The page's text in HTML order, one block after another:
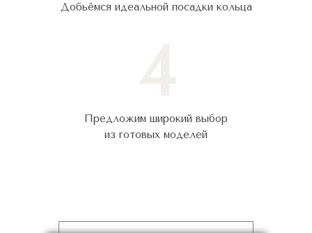
Добьёмся идеальной посадки кольца
Предложим широкий выбор
из готовых моделей